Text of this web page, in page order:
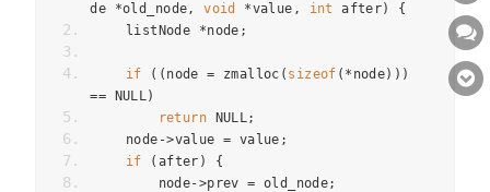
de *old_node, void *value , int after)
{
    listNode
*node ;
if (( node = zmalloc ( sizeof (* node)))
== NULL)
return NULL;
    node
->value = value ;
if
( after )
{
        node
->prev = old_node;